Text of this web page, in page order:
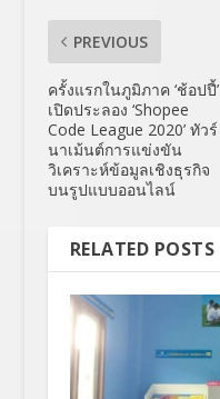
PREVIOUS
ครั้งแรกในภูมิภาค ‘ช้อปปี้’
เปิดประลอง ‘Shopee
Code League 2020’ ทัวร์
นาเม้นต์การแข่งขัน
วิเคราะห์ข้อมูลเชิงธุรกิจ
บนรูปแบบออนไลน์
RELATED POSTS